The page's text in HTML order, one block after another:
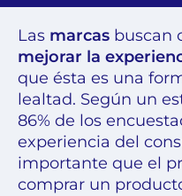
Las marcas buscan
mejorar la
que ésta es una
lealtad. Según un
86% de los
experiencia del
importante que el
comprar un